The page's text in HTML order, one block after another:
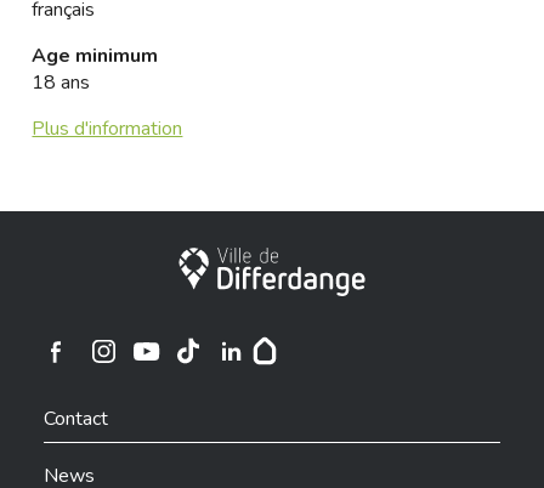
français
Age minimum
18 ans
Plus d'information
City of Differdange
Ville de Differdange sur Instagram
Contact
News